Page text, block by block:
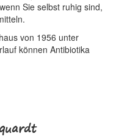
Sie selbst ruhig sind,
von 1956 unter
können Antibiotika